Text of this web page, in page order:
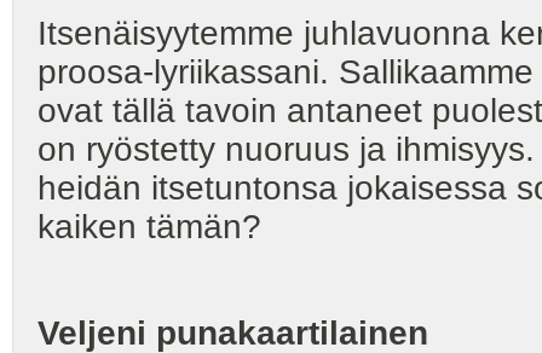
Itsenäisyytemme juhlavuonna
proosa-lyriikassani.
ovat tällä tavoin antaneet
on ryöstetty nuoruus ja
heidän itsetuntonsa jokaisessa
kaiken tämän?
Veljeni punakaartilainen